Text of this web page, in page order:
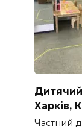
Харків,
Частний